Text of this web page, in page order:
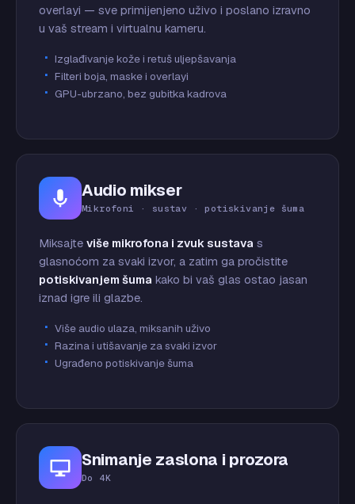
overlayi — sve primijenjeno uživo i poslano izravno
u vaš stream i virtualnu kameru.
Izglađivanje kože i retuš uljepšavanja
Filteri boja, maske i overlayi
GPU-ubrzano, bez gubitka kadrova
Audio mikser
Mikrofoni · sustav · potiskivanje šuma
Miksajte više mikrofona i zvuk sustava s
glasnoćom za svaki izvor, a zatim ga pročistite
potiskivanjem šuma kako bi vaš glas ostao jasan
iznad igre ili glazbe.
Više audio ulaza, miksanih uživo
Razina i utišavanje za svaki izvor
Ugrađeno potiskivanje šuma
Snimanje zaslona i prozora
Do 4K